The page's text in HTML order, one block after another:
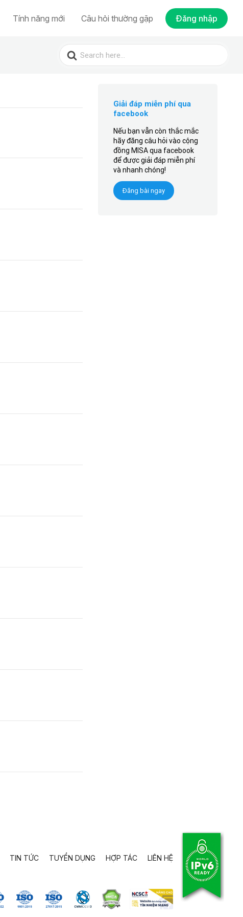
Tính năng mới Câu hỏi thường gặp Đăng nhập
Search
for:
Giải đáp miễn phí qua
facebook
Nếu bạn vẫn còn thắc mắc
hãy đăng câu hỏi vào cộng
đồng MISA qua facebook
để được giải đáp miễn phí
và nhanh chóng!
Đăng bài ngay
TIN TỨC TUYỂN DỤNG HỢP TÁC LIÊN HỆ